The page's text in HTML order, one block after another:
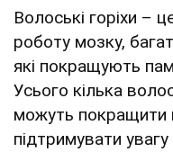
Волоські горіхи –
роботу мозку,
які покращують
Усього кілька
можуть покращити
підтримувати увагу